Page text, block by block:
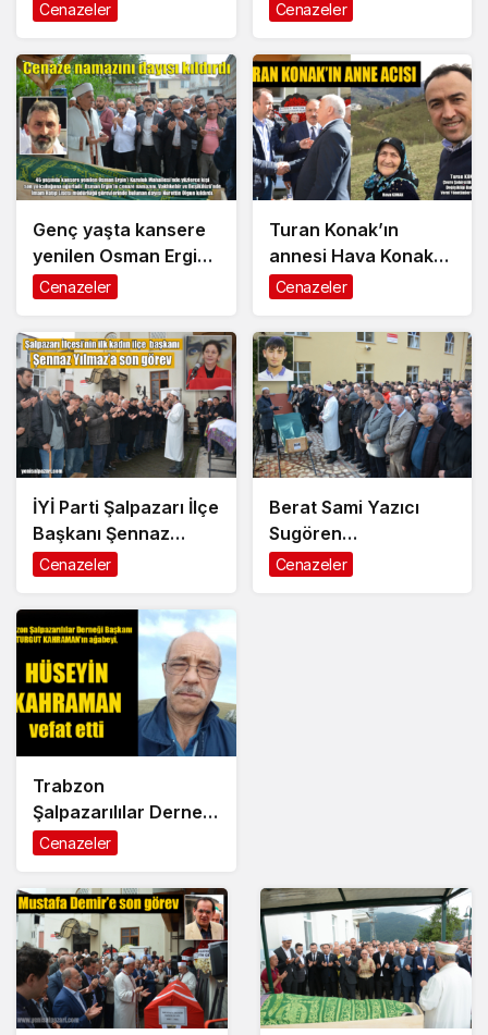
Cenazeler Cenazeler
Genç yaşta kansere
yenilen Osman Ergin
Kuzuluk’ta ebediyete
Cenazeler
Turan Konak’ın
annesi Hava Konak
Şalpazarı’nda
Cenazeler
İYİ Parti Şalpazarı İlçe
Başkanı Şennaz
Yılmaz dualarla
Cenazeler
Berat Sami Yazıcı
Sugören
Mahallesi’nde göz
Cenazeler
Trabzon
Şalpazarılılar Derneği
Başkanı Turgut
Hüseyin Kahraman
vefat etti
Cenazeler